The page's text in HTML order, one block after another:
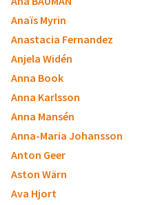
Anaïs Myrin
Anastacia Fernandez
Anjela Widén
Anna Book
Anna Karlsson
Anna Mansén
Anna-Maria Johansson
Anton Geer
Aston Wärn
Ava Hjort